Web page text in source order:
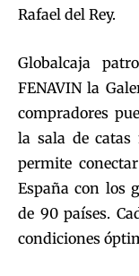
Rafael del Rey.
Globalcaja
FENAVIN la
compradores
la sala de catas
permite
España con los
de 90 países.
condiciones